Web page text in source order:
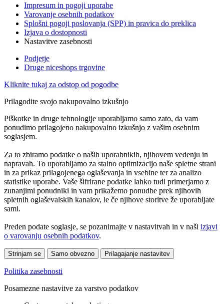
Impresum in pogoji uporabe
Varovanje osebnih podatkov
Splošni pogoji poslovanja (SPP) in pravica do preklica
Izjava o dostopnosti
Nastavitve zasebnosti
Podjetje
Druge niceshops trgovine
Kliknite tukaj za odstop od pogodbe
Prilagodite svojo nakupovalno izkušnjo
Piškotke in druge tehnologije uporabljamo samo zato, da vam
ponudimo prilagojeno nakupovalno izkušnjo z vašim osebnim
soglasjem.
Za to zbiramo podatke o naših uporabnikih, njihovem vedenju in
napravah. To uporabljamo za stalno optimizacijo naše spletne strani
in za prikaz prilagojenega oglaševanja in vsebine ter za analizo
statistike uporabe. Vaše šifrirane podatke lahko tudi primerjamo z
zunanjimi ponudniki in vam prikažemo ponudbe prek njihovih
spletnih oglaševalskih kanalov, le če njihove storitve že uporabljate
sami.
Preden podate soglasje, se pozanimajte v nastavitvah in v naši izjavi
o varovanju osebnih podatkov.
Strinjam se Samo obvezno Prilagajanje nastavitev
Politika zasebnosti
Posamezne nastavitve za varstvo podatkov